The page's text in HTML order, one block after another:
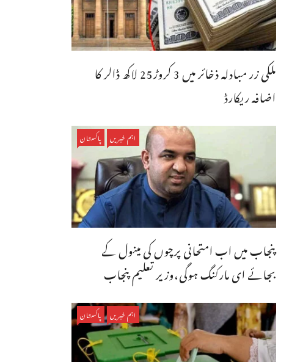
ملکی زر مبادلہ ذخائر میں 3 کروڑ25 لاکھ ڈالر کا
اضافہ ریکارڈ
اہم خبریں پاکستان
پنجاب میں اب امتحانی پرچوں کی مینول کے
بجائے ای مارکنگ ہوگی،وزیر تعلیم پنجاب
اہم خبریں پاکستان